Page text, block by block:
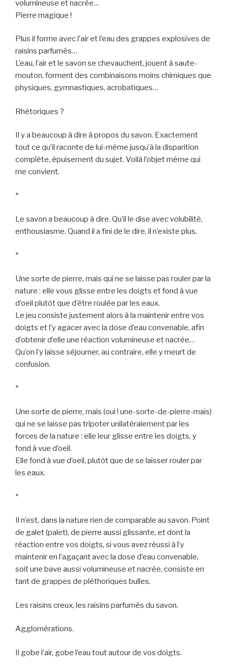
volumineuse et nacrée…
Pierre magique !
Plus il forme avec l’air et l’eau des grappes explosives de
raisins parfumés…
L’eau, l’air et le savon se chevauchent, jouent à saute-
mouton, forment des combinaisons moins chimiques que
physiques, gymnastiques, acrobatiques…
Rhétoriques ?
Il y a beaucoup à dire à propos du savon. Exactement
tout ce qu’il raconte de lui-même jusqu’à la disparition
complète, épuisement du sujet. Voilà l’objet même qui
me convient.
*
Le savon a beaucoup à dire. Qu’il le dise avec volubilité,
enthousiasme. Quand il a fini de le dire, il n’existe plus.
*
Une sorte de pierre, mais qui ne se laisse pas rouler par la
nature : elle vous glisse entre les doigts et fond à vue
d’oeil plutôt que d’être roulée par les eaux.
Le jeu consiste justement alors à la maintenir entre vos
doigts et l’y agacer avec la dose d’eau convenable, afin
d’obtenir d’elle une réaction volumineuse et nacrée…
Qu’on l’y laisse séjourner, au contraire, elle y meurt de
confusion.
*
Une sorte de pierre, mais (oui ! une-sorte-de-pierre-mais)
qui ne se laisse pas tripoter unilatéralement par les
forces de la nature : elle leur glisse entre les doigts, y
fond à vue d’oeil.
Elle fond à vue d’oeil, plutôt que de se laisser rouler par
les eaux.
*
Il n’est, dans la nature rien de comparable au savon. Point
de galet (palet), de pierre aussi glissante, et dont la
réaction entre vos doigts, si vous avez réussi à l’y
maintenir en l’agaçant avec la dose d’eau convenable,
soit une bave aussi volumineuse et nacrée, consiste en
tant de grappes de pléthoriques bulles.
Les raisins creux, les raisins parfumés du savon.
Agglomérations.
Il gobe l’air, gobe l’eau tout autour de vos doigts.